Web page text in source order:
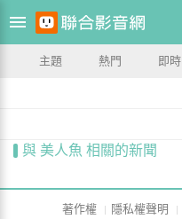
主題 熱門 即時
與 美人魚 相關的新聞
著作權 隱私權聲明